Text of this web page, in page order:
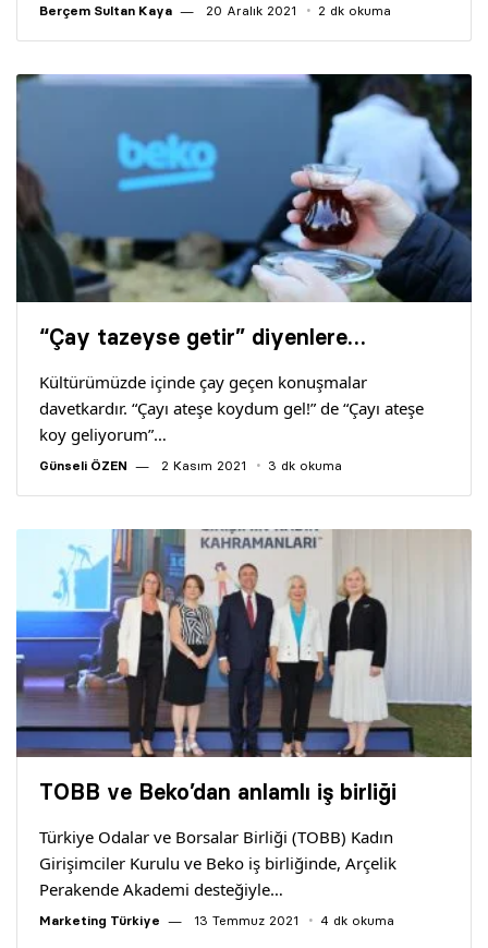
Berçem Sultan Kaya 20 Aralık 2021 2 dk okuma
“Çay tazeyse getir” diyenlere…
Kültürümüzde içinde çay geçen konuşmalar
davetkardır. “Çayı ateşe koydum gel!” de “Çayı ateşe
koy geliyorum”…
Günseli ÖZEN 2 Kasım 2021 3 dk okuma
TOBB ve Beko’dan anlamlı iş birliği
Türkiye Odalar ve Borsalar Birliği (TOBB) Kadın
Girişimciler Kurulu ve Beko iş birliğinde, Arçelik
Perakende Akademi desteğiyle…
Marketing Türkiye 13 Temmuz 2021 4 dk okuma